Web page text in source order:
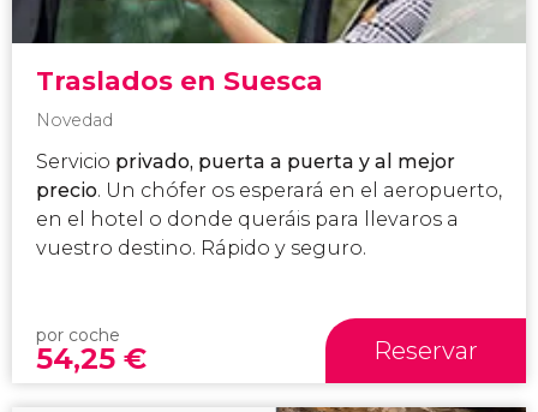
Traslados en Suesca
Novedad
Servicio privado, puerta a puerta y al mejor
precio. Un chófer os esperará en el aeropuerto,
en el hotel o donde queráis para llevaros a
vuestro destino. Rápido y seguro.
por coche
54,25 € Reservar